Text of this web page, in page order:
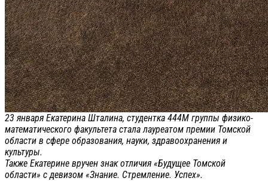
23 января Екатерина Шталина, студентка 444М группы физико-
математического факультета стала лауреатом премии Томской
области в сфере образования, науки, здравоохранения и
культуры.
Также Екатерине вручен знак отличия «Будущее Томской
области» с девизом «Знание. Стремление. Успех».